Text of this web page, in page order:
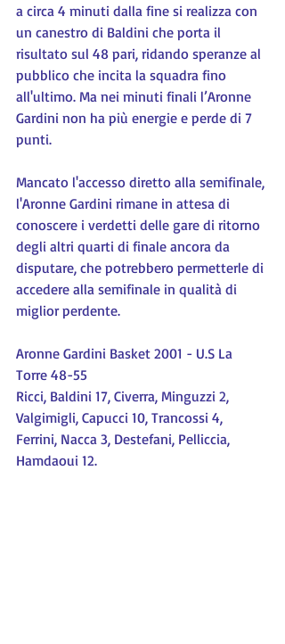
a circa 4 minuti dalla fine si realizza con
un canestro di Baldini che porta il
risultato sul 48 pari, ridando speranze al
pubblico che incita la squadra fino
all'ultimo. Ma nei minuti finali l’Aronne
Gardini non ha più energie e perde di 7
punti.
Mancato l'accesso diretto alla semifinale,
l'Aronne Gardini rimane in attesa di
conoscere i verdetti delle gare di ritorno
degli altri quarti di finale ancora da
disputare, che potrebbero permetterle di
accedere alla semifinale in qualità di
miglior perdente.
Aronne Gardini Basket 2001 - U.S La
Torre 48-55
Ricci, Baldini 17, Civerra, Minguzzi 2,
Valgimigli, Capucci 10, Trancossi 4,
Ferrini, Nacca 3, Destefani, Pelliccia,
Hamdaoui 12.